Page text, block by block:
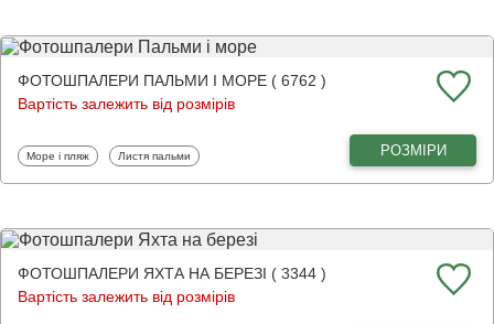
ФОТОШПАЛЕРИ ПАЛЬМИ І МОРЕ ( 6762 )
Вартість залежить від розмірів
Фотошпалери
Море і пляж Фотошпалери
Листя пальми РОЗМІРИ
ФОТОШПАЛЕРИ ЯХТА НА БЕРЕЗІ ( 3344 )
Вартість залежить від розмірів